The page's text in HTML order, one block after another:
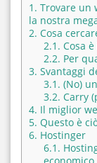
1. Trovare un
la nostra
2. Cosa
2.1. Cosa
2.2. Per
3. Svantaggi
3.1. (No)
3.2. Carry
4. Il miglior
5. Questo è
6. Hostinger
6.1.